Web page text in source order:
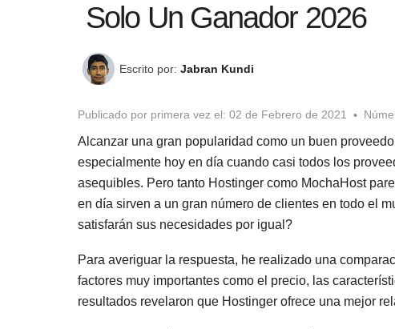
Solo Un Ganador 2026
Escrito por: Jabran Kundi
Publicado por primera vez el: 02 de Febrero de 2021
Alcanzar una gran popularidad como un buen
especialmente hoy en día cuando casi todos los
asequibles. Pero tanto Hostinger como MochaHost
en día sirven a un gran número de clientes en todo el
satisfarán sus necesidades por igual?
Para averiguar la respuesta, he realizado una
factores muy importantes como el precio, las
resultados revelaron que Hostinger ofrece una mejor